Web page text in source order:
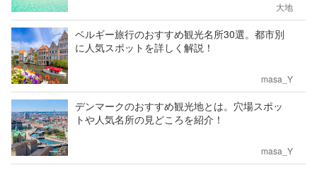
大地
ベルギー旅行のおすすめ観光名所30選。都市別
に人気スポットを詳しく解説！
masa_Y
デンマークのおすすめ観光地とは。穴場スポッ
トや人気名所の見どころを紹介！
masa_Y